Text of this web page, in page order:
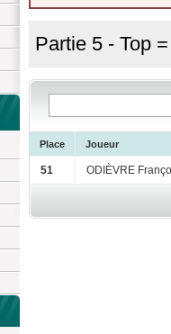
Partie 5 - Top
Place Joueur
51 ODIÈVRE